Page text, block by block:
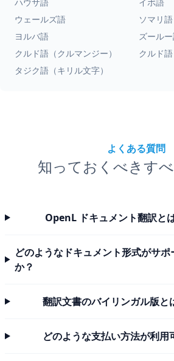
ウェールズ語
ソマリ語
ヨルバ語
ズール
クルド語（クルマンジー）
クルド語
タジク語（キリル文字）
よくある質問
知っておくべきす
OpenL ドキュメント翻訳と
どのようなドキュメント形式がサ
か？
翻訳文書のバイリンガル版と
どのような支払い方法が利用